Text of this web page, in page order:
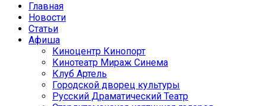
Главная
Новости
Статьи
Афиша
Киноцентр Кинопорт
Кинотеатр Мираж Синема
Клуб Артель
Городской дворец культуры
Русский Драматический Театр